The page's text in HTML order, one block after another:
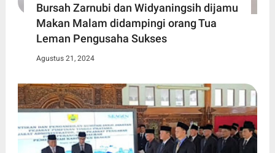
Bursah Zarnubi dan Widyaningsih dijamu
Makan Malam didampingi orang Tua
Leman Pengusaha Sukses
Agustus 21, 2024